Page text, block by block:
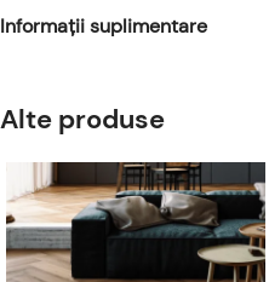
Informații suplimentare
Alte produse